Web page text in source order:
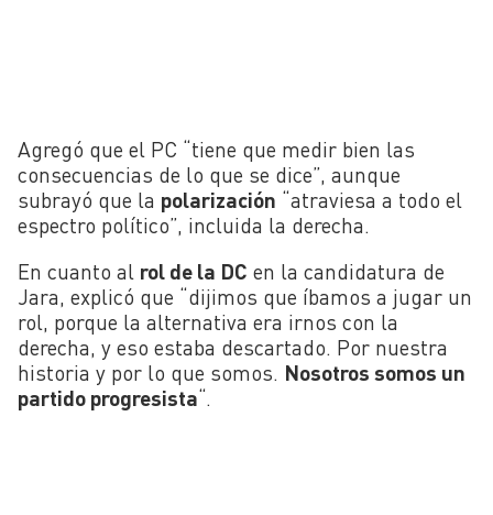
Agregó que el PC “tiene que medir bien las
consecuencias de lo que se dice”, aunque
subrayó que la polarización “atraviesa a todo el
espectro político”, incluida la derecha.
En cuanto al rol de la DC en la candidatura de
Jara, explicó que “dijimos que íbamos a jugar un
rol, porque la alternativa era irnos con la
derecha, y eso estaba descartado. Por nuestra
historia y por lo que somos. Nosotros somos un
partido progresista“.